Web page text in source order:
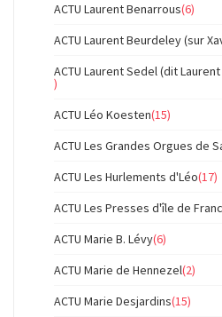
ACTU Laurent Benarrous(6)
ACTU Laurent Beurdeley (sur
ACTU Laurent Sedel (dit
)
ACTU Léo Koesten(15)
ACTU Les Grandes Orgues de
ACTU Les Hurlements d'Léo(17)
ACTU Les Presses d'île de
ACTU Marie B. Lévy(6)
ACTU Marie de Hennezel(2)
ACTU Marie Desjardins(15)